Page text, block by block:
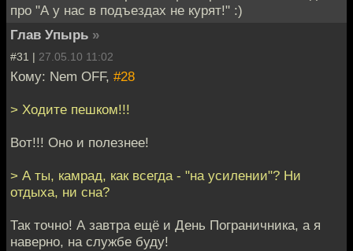
про "А у нас в подъездах не курят!" :)
Глав Упырь »
#31 | 27.05.10 11:02
Кому: Nem OFF, #28
> Ходите пешком!!!
Вот!!! Оно и полезнее!
> А ты, камрад, как всегда - "на усилении"? Ни
отдыха, ни сна?
Так точно! А завтра ещё и День Пограничника, а я
наверно, на службе буду!